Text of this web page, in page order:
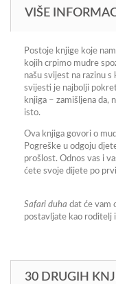
VIŠE
Postoje knjige koje
kojih crpimo mudre
našu svijest na razinu
svijesti je najbolji
knjiga – zamišljena da,
isto.
Ova knjiga govori o
Pogreške u odgoju
prošlost. Odnos vas i
ćete svoje dijete po
Safari duha dat će vam
postavljate kao roditelj
30 DRUGIH